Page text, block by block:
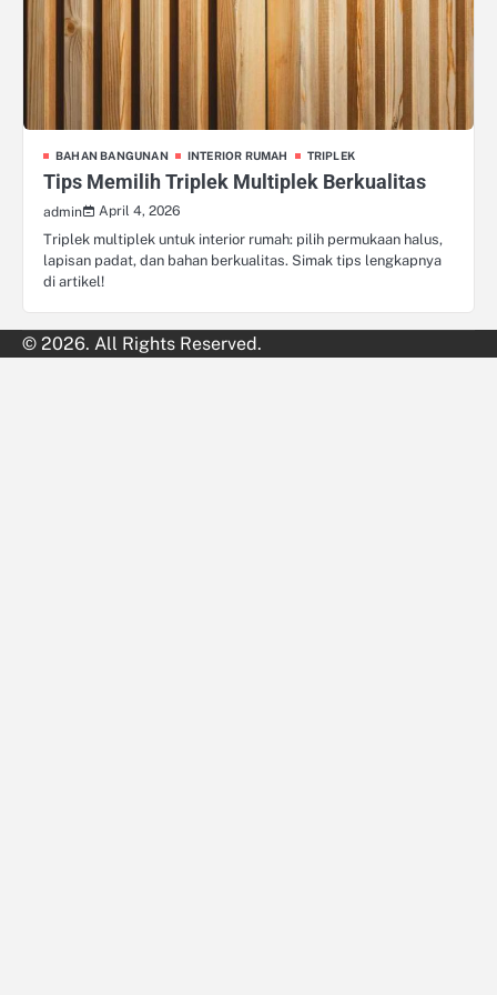
BAHAN BANGUNAN INTERIOR RUMAH TRIPLEK
Tips Memilih Triplek Multiplek Berkualitas
admin
April 4, 2026
Triplek multiplek untuk interior rumah: pilih permukaan halus,
lapisan padat, dan bahan berkualitas. Simak tips lengkapnya
di artikel!
© 2026. All Rights Reserved.